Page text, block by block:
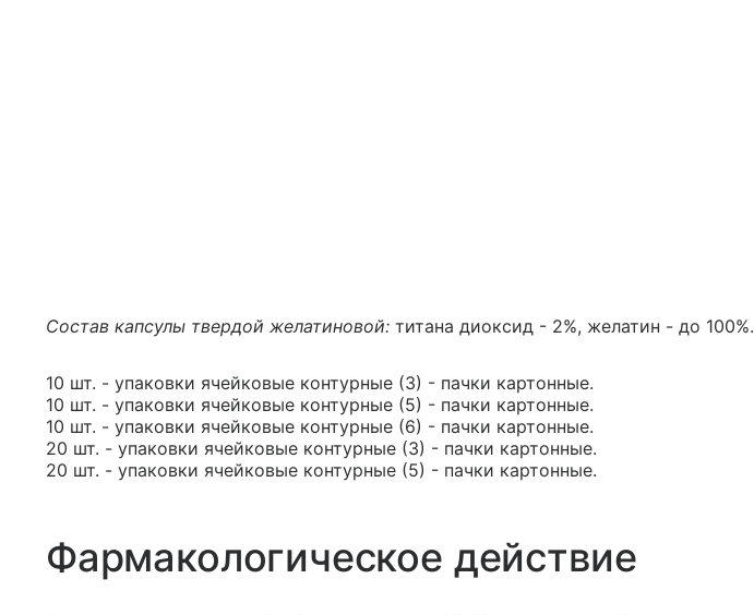
Состав капсулы твердой желатиновой: титана диоксид - 2%, желатин - до 100%.
10 шт. - упаковки ячейковые контурные (3) - пачки картонные.
10 шт. - упаковки ячейковые контурные (5) - пачки картонные.
10 шт. - упаковки ячейковые контурные (6) - пачки картонные.
20 шт. - упаковки ячейковые контурные (3) - пачки картонные.
20 шт. - упаковки ячейковые контурные (5) - пачки картонные.
Фармакологическое действие